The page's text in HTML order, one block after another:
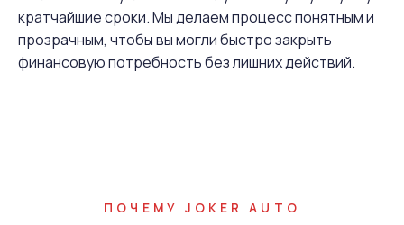
кратчайшие сроки. Мы делаем процесс понятным и
прозрачным, чтобы вы могли быстро закрыть
финансовую потребность без лишних действий.
ПОЧЕМУ JOKER AUTO